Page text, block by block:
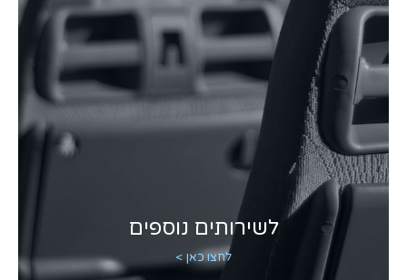
לשירותים נוספים
לחצו כאן >